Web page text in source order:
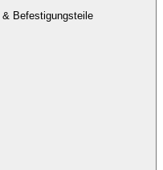
Befestigungsteile